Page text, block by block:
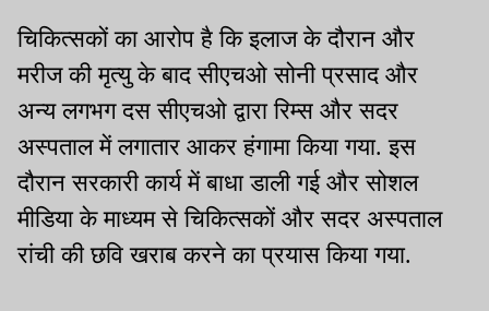
चिकित्सकों का आरोप है कि इलाज के दौरान और
मरीज की मृत्यु के बाद सीएचओ सोनी प्रसाद और
अन्य लगभग दस सीएचओ द्वारा रिम्स और सदर
अस्पताल में लगातार आकर हंगामा किया गया. इस
दौरान सरकारी कार्य में बाधा डाली गई और सोशल
मीडिया के माध्यम से चिकित्सकों और सदर अस्पताल
रांची की छवि खराब करने का प्रयास किया गया.